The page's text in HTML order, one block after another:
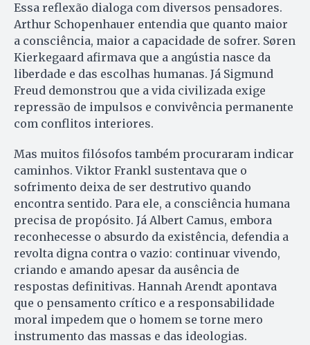
Essa reflexão dialoga com diversos pensadores.
Arthur Schopenhauer entendia que quanto maior
a consciência, maior a capacidade de sofrer. Søren
Kierkegaard afirmava que a angústia nasce da
liberdade e das escolhas humanas. Já Sigmund
Freud demonstrou que a vida civilizada exige
repressão de impulsos e convivência permanente
com conflitos interiores.
Mas muitos filósofos também procuraram indicar
caminhos. Viktor Frankl sustentava que o
sofrimento deixa de ser destrutivo quando
encontra sentido. Para ele, a consciência humana
precisa de propósito. Já Albert Camus, embora
reconhecesse o absurdo da existência, defendia a
revolta digna contra o vazio: continuar vivendo,
criando e amando apesar da ausência de
respostas definitivas. Hannah Arendt apontava
que o pensamento crítico e a responsabilidade
moral impedem que o homem se torne mero
instrumento das massas e das ideologias.